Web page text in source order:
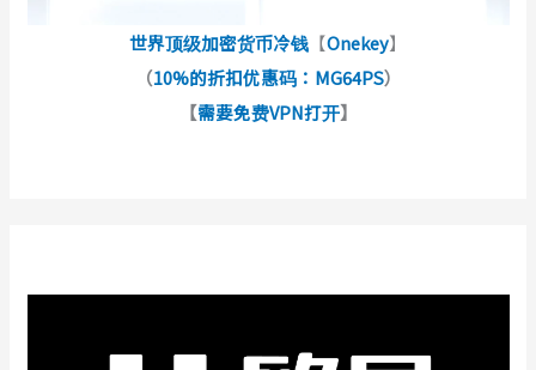
世界顶级加密货币冷钱 【Onekey】
（10%的折扣优惠码：MG64PS）
【需要免费VPN打开】